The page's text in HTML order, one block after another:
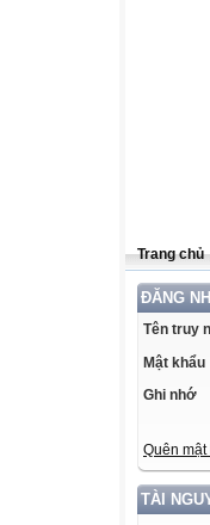
Trang chủ
ĐĂNG
Tên truy
Mật khẩu
Ghi nhớ
Quên mật
TÀI